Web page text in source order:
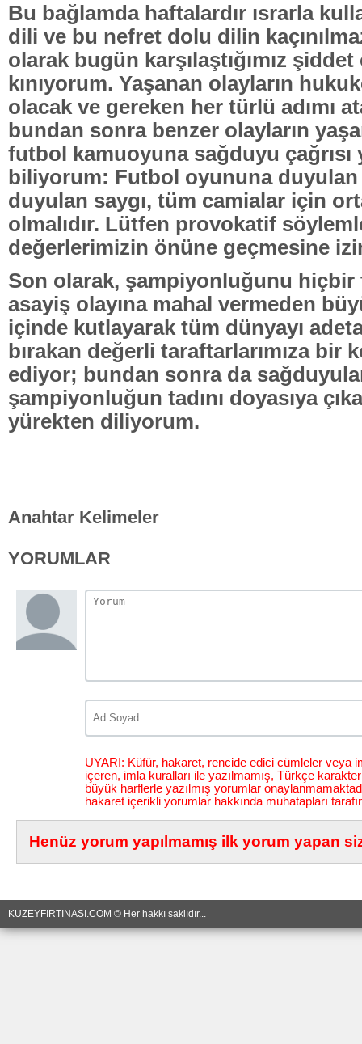
Bu bağlamda haftalardır ısrarla
dili ve bu nefret dolu dilin
olarak bugün karşılaştığımız şiddet
kınıyorum. Yaşanan olayların
olacak ve gereken her türlü adımı
bundan sonra benzer olayların
futbol kamuoyuna sağduyu çağrısı
biliyorum: Futbol oyununa duyulan
duyulan saygı, tüm camialar için
olmalıdır. Lütfen provokatif
değerlerimizin önüne geçmesine
Son olarak, şampiyonluğunu hiçbir
asayiş olayına mahal vermeden
içinde kutlayarak tüm dünyayı
bırakan değerli taraftarlarımıza bir
ediyor; bundan sonra da
şampiyonluğun tadını doyasıya
yürekten diliyorum.
Anahtar Kelimeler
YORUMLAR
UYARI: Küfür, hakaret, rencide edici cümleler veya
içeren, imla kuralları ile yazılmamış, Türkçe
büyük harflerle yazılmış yorumlar
hakaret içerikli yorumlar hakkında muhatapları
Henüz yorum yapılmamış ilk yorum yapan
KUZEYFIRTINASI.COM © Her hakkı saklıdır...